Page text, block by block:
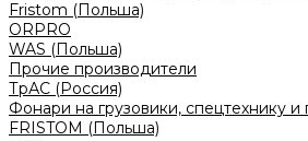
Fristom (Польша)
ORPRO
WAS (Польша)
Прочие производители
ТрАС (Россия)
Фонари на грузовики, спецтехнику
FRISTOM (Польша)